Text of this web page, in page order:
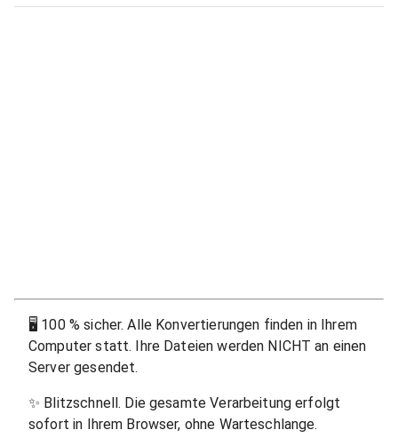
🖥 100 % sicher. Alle Konvertierungen finden in Ihrem
Computer statt. Ihre Dateien werden NICHT an einen
Server gesendet.
✨ Blitzschnell. Die gesamte Verarbeitung erfolgt
sofort in Ihrem Browser, ohne Warteschlange.